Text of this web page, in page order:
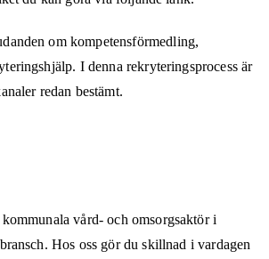
om kompetensförmedling,
I denna rekryteringsprocess är
redan bestämt.
vård- och omsorgsaktör i
Hos oss gör du skillnad i vardagen